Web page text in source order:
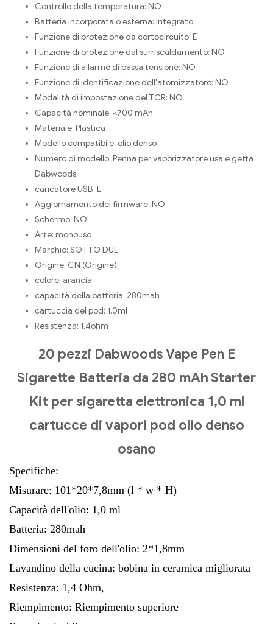
Controllo della temperatura: NO
Batteria incorporata o esterna: Integrato
Funzione di protezione da cortocircuito: E
Funzione di protezione dal surriscaldamento: NO
Funzione di allarme di bassa tensione: NO
Funzione di identificazione dell'atomizzatore: NO
Modalità di impostazione del TCR: NO
Capacità nominale: <700 mAh
Materiale: Plastica
Modello compatibile: olio denso
Numero di modello: Penna per vaporizzatore usa e getta
Dabwoods
caricatore USB: E
Aggiornamento del firmware: NO
Schermo: NO
Arte: monouso
Marchio: SOTTO DUE
Origine: CN (Origine)
colore: arancia
capacità della batteria: 280mah
cartuccia del pod: 1.0ml
Resistenza: 1.4ohm
20 pezzi Dabwoods Vape Pen E
Sigarette Batteria da 280 mAh Starter
Kit per sigaretta elettronica 1,0 ml
cartucce di vapori pod olio denso
osano
Specifiche:
Misurare: 101*20*7,8mm (l * w * H)
Capacità dell'olio: 1,0 ml
Batteria: 280mah
Dimensioni del foro dell'olio: 2*1,8mm
Lavandino della cucina: bobina in ceramica migliorata
Resistenza: 1,4 Ohm,
Riempimento: Riempimento superiore